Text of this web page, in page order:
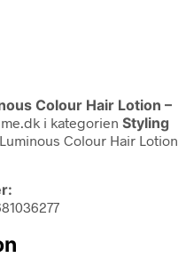
Colour Hair Lotion –
i kategorien Styling
Colour Hair Lotion